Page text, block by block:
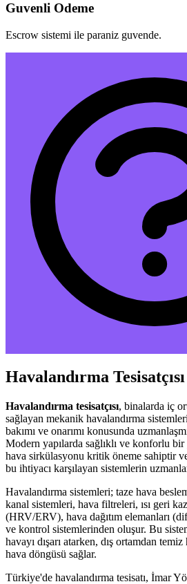
Guvenli Odeme
Escrow sistemi ile paraniz guvende.
Havalandırma
Havalandırma tesisatçısı, binalarda iç
sağlayan mekanik havalandırma
bakımı ve onarımı konusunda
Modern yapılarda sağlıklı ve konforlu
hava sirkülasyonu kritik öneme sahiptir ve
bu ihtiyacı karşılayan sistemlerin
Havalandırma sistemleri; taze hava
kanal sistemleri, hava filtreleri, ısı geri
(HRV/ERV), hava dağıtım elemanları
ve kontrol sistemlerinden oluşur. Bu
havayı dışarı atarken, dış ortamdan
hava döngüsü sağlar.
Türkiye'de havalandırma tesisatı, İmar